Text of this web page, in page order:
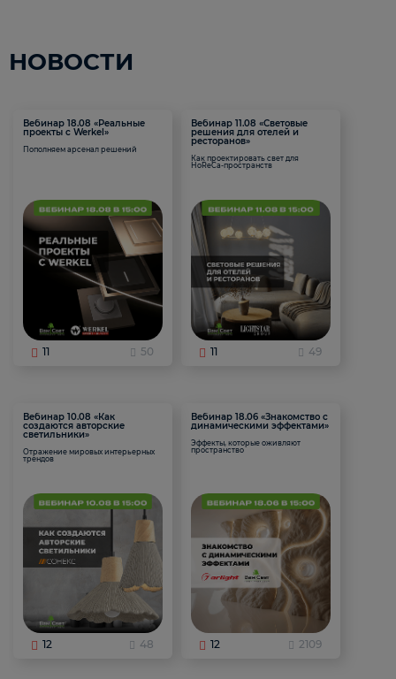
НОВОСТИ
Вебинар 18.08 «Реальные
проекты с Werkel»
Пополняем арсенал решений
11 50
Вебинар 11.08 «Световые
решения для отелей и
ресторанов»
Как проектировать свет для
HoReCa-пространств
11 49
Вебинар 10.08 «Как
создаются авторские
светильники»
Отражение мировых интерьерных
трендов
12 48
Вебинар 18.06 «Знакомство с
динамическими эффектами»
Эффекты, которые оживляют
пространство
12 2109